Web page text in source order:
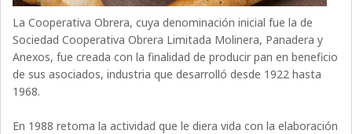
La Cooperativa Obrera, cuya denominación inicial fue la de
Sociedad Cooperativa Obrera Limitada Molinera, Panadera y
Anexos, fue creada con la finalidad de producir pan en beneficio
de sus asociados, industria que desarrolló desde 1922 hasta
1968.
En 1988 retoma la actividad que le diera vida con la elaboración